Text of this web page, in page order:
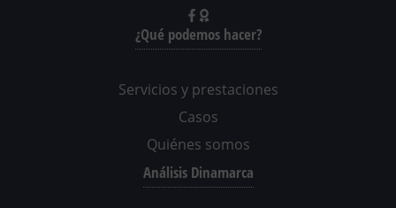
¿Qué podemos hacer?
Servicios y prestaciones
Casos
Quiénes somos
Análisis Dinamarca